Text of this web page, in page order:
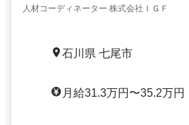
人材コーディネーター 株式会社ＩＧＦ
石川県 七尾市
月給31.3万円〜35.2万円